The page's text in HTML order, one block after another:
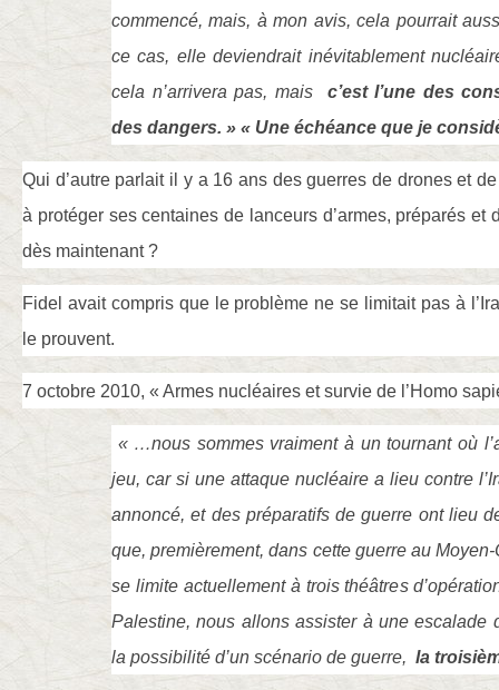
commencé, mais, à mon avis, cela pourrait
ce cas, elle deviendrait inévitablement
cela n’arrivera pas, mais
c’est l’une des
des dangers. » « Une échéance que je
Qui d’autre parlait il y a 16 ans des guerres de drones et
à protéger ses centaines de lanceurs d’armes, préparés et
dès maintenant ?
Fidel avait compris que le problème ne se limitait pas à
le prouvent.
7 octobre 2010, « Armes nucléaires et survie de l’Homo
« …nous sommes vraiment à un tournant où
jeu, car si une attaque nucléaire a lieu contre
annoncé, et des préparatifs de guerre ont lieu
que, premièrement, dans cette guerre au
se limite actuellement à trois théâtres
Palestine, nous allons assister à une escalade
la possibilité d’un scénario de guerre, la